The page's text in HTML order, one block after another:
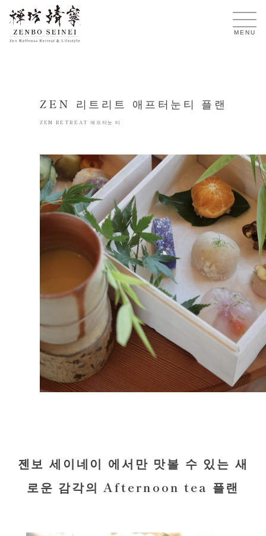
KO
MENU
ZEN 리트리트 애프터눈티 플랜
ZEN RETREAT 애프터눈 티
젠보 세이네이 에서만 맛볼 수 있는 새
로운 감각의 Afternoon tea 플랜